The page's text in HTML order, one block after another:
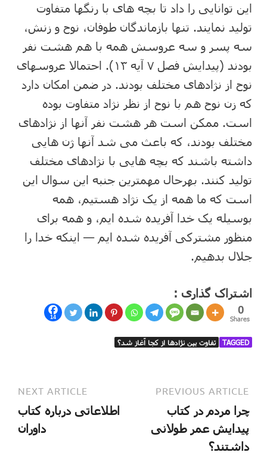
این توانایی را داد تا بچه های با رنگها متفاوت
تولید نمایند. تنها بازماندگان طوفان، نوح و زنش،
سه پسر و سه عروسش همه با هم هشت نفر
بودند (پیدایش فصل ۷ آیه ۱۳). احتمالا عروسهای
نوح از نژادهای مختلف بودند. در ضمن امکان دارد
که زن نوح هم با نوح از نظر نژاد متفاوت بوده
است. ممکن است هر هشت نفر آنها از نژادهای
مختلف بودند، که باعث می شد آنها ژن هایی
داشته باشند که بچه هایی با نژادهای مختلف
تولید کنند. بهرحال مهمترین جنبه این سوال این
است که ما همه از یک نژاد هستیم، همه
بوسیله یک خدا آفریده شده ایم، و همه برای
منظور مشترکی آفریده شده ایم — اینکه خدا را
جلال بدهیم.
اشتراک گذاری :
14
0
Shares
TAGGED تفاوت بین نژادها از کجا آغاز شد؟
PREVIOUS ARTICLE
چرا مردم در کتاب
پیدایش عمر طولانی
داشتند؟
NEXT ARTICLE
اطلاعاتی درباره کتاب
داوران